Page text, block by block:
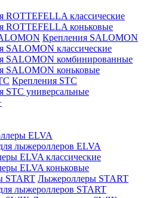
ROTTEFELLA классические
ROTTEFELLA коньковые
Крепления SALOMON
SALOMON классические
SALOMON комбинированные
SALOMON коньковые
Крепления STC
STC универсальные
ELVA
лыжероллеров ELVA
ELVA классические
ELVA коньковые
Лыжероллеры START
лыжероллеров START